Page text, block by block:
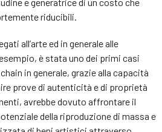
riducibili.
all’arte ed in generale alle
è stata uno dei primi casi
in generale, grazie alla capacità
prove di autenticità e di proprietà
avrebbe dovuto affrontare il
della riproduzione di massa e